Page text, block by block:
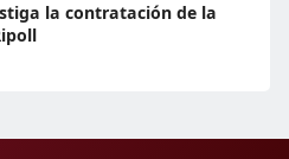
la contratación de la